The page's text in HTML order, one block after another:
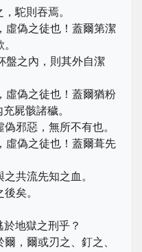
，駝則吞焉。
虛偽之徒也！蓋爾第潔
盤之內，則其外自潔
虛偽之徒也！蓋爾猶粉
屍骸諸穢。
邪惡，無所不有也。
虛偽之徒也！蓋爾葺先
共流先知之血。
矣。
地獄之刑乎？
，爾或刃之、釘之、